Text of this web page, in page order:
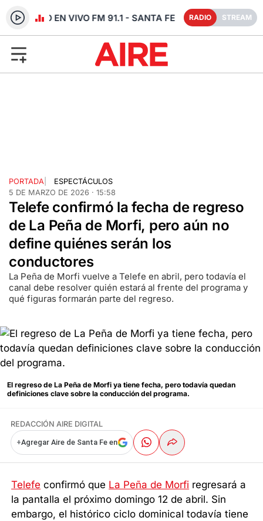
RADIO EN VIVO FM 91.1 - SANTA FE RADIO STREAM
PORTADA
ESPECTÁCULOS
5 DE MARZO DE 2026 · 15:58
Telefe confirmó la fecha de regreso
de La Peña de Morfi, pero aún no
define quiénes serán los
conductores
La Peña de Morfi vuelve a Telefe en abril, pero todavía el
canal debe resolver quién estará al frente del programa y
qué figuras formarán parte del regreso.
El regreso de La Peña de Morfi ya tiene fecha, pero todavía quedan
definiciones clave sobre la conducción del programa.
REDACCIÓN AIRE DIGITAL
+Agregar Aire de Santa Fe en
Telefe confirmó que La Peña de Morfi regresará a
la pantalla el próximo domingo 12 de abril. Sin
embargo, el histórico ciclo dominical todavía tiene